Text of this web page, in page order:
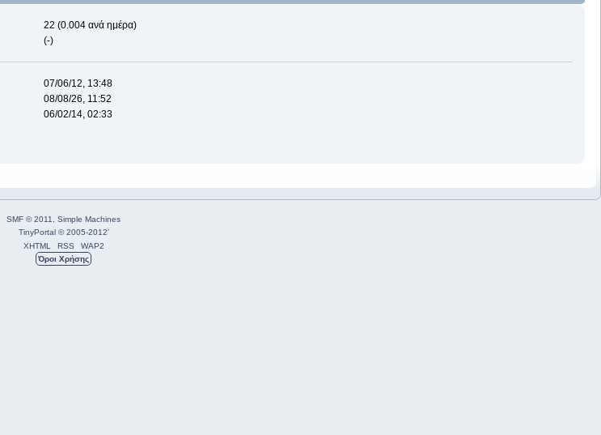
22 (0.004 ανά ημέρα)
(-)
07/06/12, 13:48
08/08/26, 11:52
06/02/14, 02:33
SMF © 2011, Simple Machines
TinyPortal © 2005-2012'
XHTML
RSS
WAP2
Όροι Χρήσης